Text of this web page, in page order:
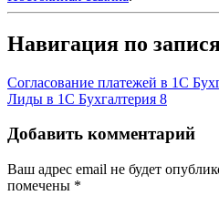
Навигация по
Согласование платежей в 1С
Лиды в 1С Бухгалтерия 8
Добавить комментарий
Ваш адрес email не будет
помечены *